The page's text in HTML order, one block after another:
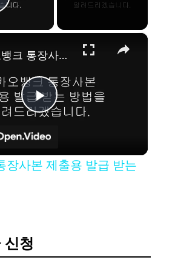
Video
×
P
V
카카오뱅크 통장사본 제출용 발급 받는 방법
장사본 제출용 발급 받는
신청